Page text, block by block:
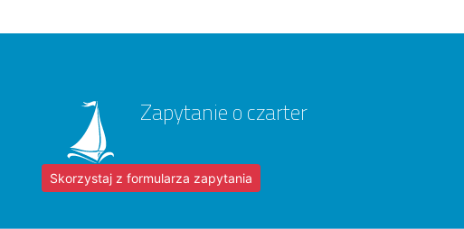
Zapytanie o czarter
Skorzystaj z formularza zapytania